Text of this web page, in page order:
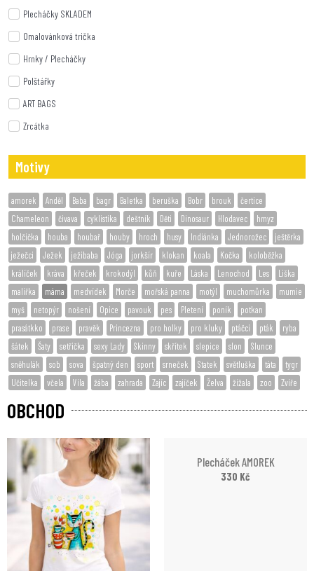
Plecháčky SKLADEM
Omalovánková trička
Hrnky / Plecháčky
Polštářky
ART BAGS
Zrcátka
Motivy
amorek Anděl Baba bagr Baletka beruška Bobr brouk
čertice
Chameleon
čivava cyklistika deštník Děti Dinosaur Hlodavec
hmyz
holčička
houba houbař houby hroch husy Indiánka Jednorožec
ještěrka
ježečci
Ježek ježibaba Jóga jorkšír klokan koala Kočka
koloběžka
králíček
kráva křeček krokodýl kůň kuře Láska Lenochod Les
Liška
malířka
máma medvídek Morče mořská panna motýl muchomůrka
mumie
myš
netopýr nošení Opice pavouk pes Pletení poník
potkan
prasátkko
prase pravěk Princezna pro holky pro kluky ptáčci pták
ryba
šátek
Šaty setřička sexy Lady Skinny skřítek slepice slon
Slunce
sněhulák
sob sova špatný den sport srneček Statek světluška táta
tygr
Učitelka
včela Víla žába zahrada Zajíc zajíček Želva žížala zoo Zvíře
OBCHOD
Plecháček AMOREK
330 Kč